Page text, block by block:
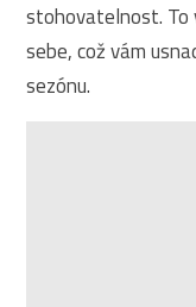
stohovatelnost. To
sebe, což vám
sezónu.